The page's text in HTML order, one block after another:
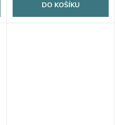
DO KOŠÍKU